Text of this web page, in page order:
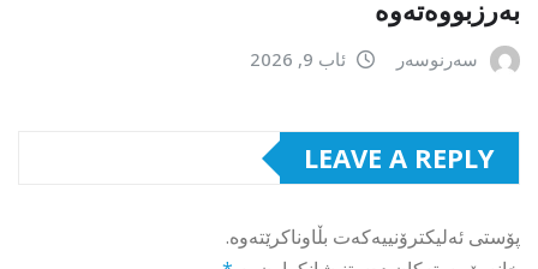
بەرزبووەتەوە
سەرنوسەر ئاب 9, 2026
LEAVE A REPLY
پۆستی ئەلیکترۆنییەکەت بڵاوناکرێتەوە.